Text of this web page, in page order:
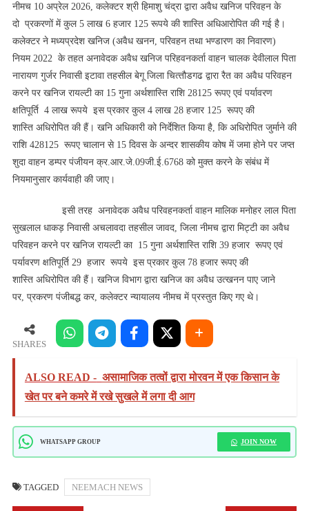
से
अधिक
की
शास्ति
आरोपित
नीमच 10 अप्रेल 2026, कलेक्‍टर श्री हिमाशु चंद्रा द्वारा अवैध खनिज परिवहन के
दो प्रकरणों में कुल 5 लाख 6 हजार 125 रूपये की शास्ति अधिआरोपित की गई है।
कलेक्‍टर ने मध्यप्रदेश खनिज (अवैध खनन, परिवहन तथा भण्डारण का निवारण)
नियम 2022 के तहत अनावेदक अवैध खनिज परिहवनकर्ता वाहन चालक देवीलाल पिता
नारायण गुर्जर निवासी इटावा‍ तहसील बेगू जिला चित्‍तौडगढ द्वारा रैत का अवैध परिवहन
करने पर खनिज रायल्टी का 15 गुना अर्थशास्ति राशि 28125 रूपए एवं पर्यावरण
क्षतिपूर्ति 4 लाख रूपये इस प्रकार कुल 4 लाख 28 हजार 125 रूपए की
शास्ति अधिरोपित की हैं। खनि अधिकारी को निर्देशित किया है, कि अधिरोपित जुर्माने की
राशि 428125 रूपए चालान से 15 दिवस के अन्दर शासकीय कोष में जमा होने पर जप्त
शुदा वाहन डम्‍पर पंजीयन क्र.आर.जे.09जी.ई.6768 को मुक्त करने के संबंध में
नियमानुसार कार्यवाही की जाए।
इसी तरह अनावेदक अवैध परिवहनकर्ता वाहन मालिक मनोहर लाल पिता
सुखलाल धाकड़ निवासी अचलावदा तहसील जावद, जिला नीमच द्वारा मिट्टी का अवैध
परिवहन करने पर खनिज रायल्टी का 15 गुना अर्थशास्ति राशि 39 हजार रूपए एवं
पर्यावरण क्षतिपूर्ति 29 हजार रूपये इस प्रकार कुल 78 हजार रूपए की
शास्ति अधिरोपित की हैं। खनिज विभाग द्वारा खनिज का अवैध उत्‍खनन पाए जाने
पर, प्रकरण पंजीबद्ध कर, कलेक्‍टर न्‍यायालय नीमच में प्रस्‍तुत किए गए थे।
SHARES
ALSO READ - असामाजिक तत्वों द्वारा मोरवन में एक किसान के
खेत पर बने कमरे में रखे सुखले में लगा दी आग
WHATSAPP GROUP JOIN NOW
TAGGED NEEMACH NEWS